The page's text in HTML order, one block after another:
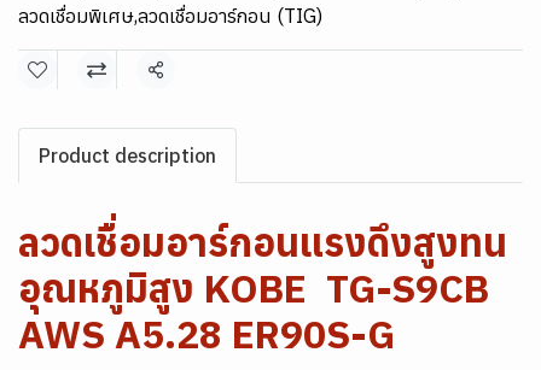
ลวดเชื่อมพิเศษ,ลวดเชื่อมอาร์กอน (TIG)
แชร์
Product description
ลวดเชื่อมอาร์กอนแรงดึงสูงทน
อุณหภูมิสูง KOBE TG-S9CB
AWS A5.28 ER90S-G